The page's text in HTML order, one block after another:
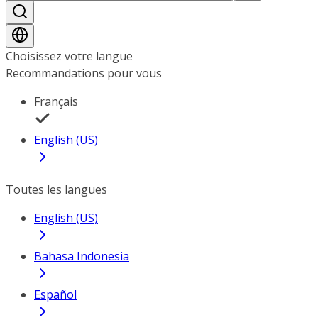
Choisissez votre langue
Recommandations pour vous
Français
English (US)
Toutes les langues
English (US)
Bahasa Indonesia
Español